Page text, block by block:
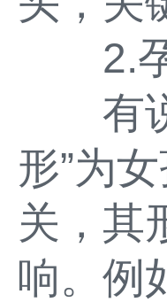
2.孕
有说
形”为
关，其
响。例